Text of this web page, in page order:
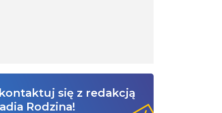
się z redakcją
Rodzina!